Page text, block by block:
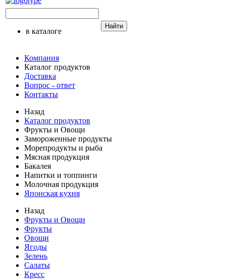
в каталоге
Найти
Компания
Каталог продуктов
Доставка
Вопрос - ответ
Контакты
Назад
Каталог продуктов
Фрукты и Овощи
Замороженные продукты
Морепродукты и рыба
Мясная продукция
Бакалея
Напитки и топпинги
Молочная продукция
Японская кухня
Назад
Фрукты и Овощи
Фрукты
Овощи
Ягоды
Зелень
Салаты
Кресс